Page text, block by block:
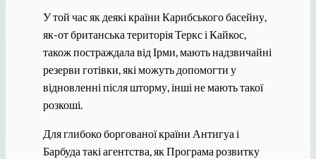
У той час як деякі країни Карибського басейну,
як-от британська територія Теркс і Кайкос,
також постраждала від Ірми, мають надзвичайні
резерви готівки, які можуть допомогти у
відновленні після шторму, інші не мають такої
розкоші.
Для глибоко боргованої країни Антигуа і
Барбуда такі агентства, як Програма розвитку